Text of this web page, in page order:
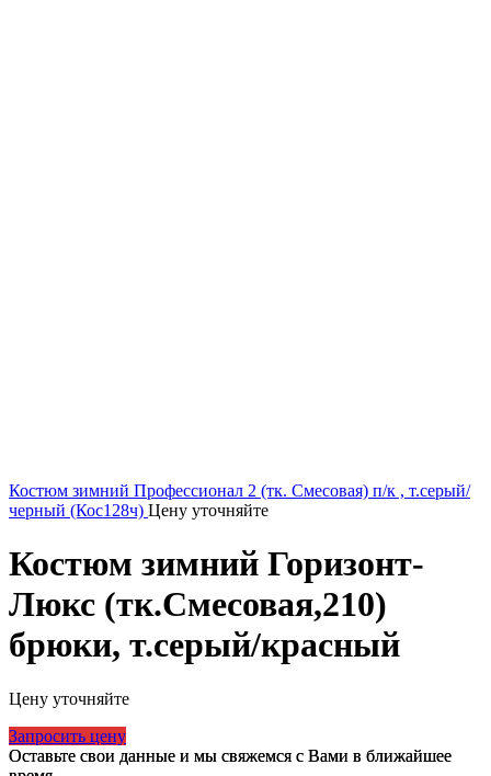
Костюм зимний Профессионал 2 (тк. Смесовая) п/к , т.серый/
черный (Кос128ч) Цену уточняйте
Костюм зимний Горизонт-
Люкс (тк.Смесовая,210)
брюки, т.серый/красный
Цену уточняйте
Запросить цену
Оставьте свои данные и мы свяжемся с Вами в ближайшее